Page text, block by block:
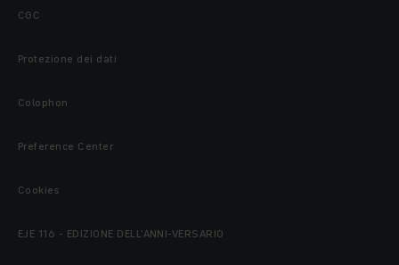
CGC
Protezione dei dati
Colophon
Preference Center
Cookies
EJE 116 - EDIZIONE DELL'ANNI-VERSARIO